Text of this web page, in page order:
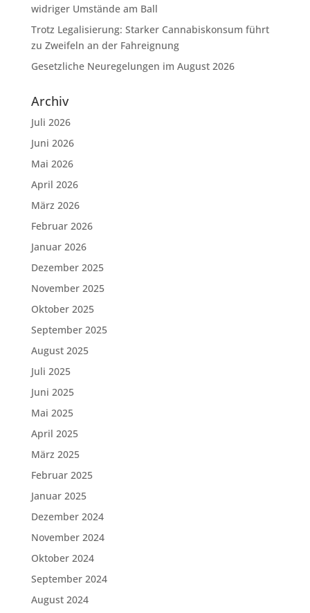
widriger Umstände am Ball
Trotz Legalisierung: Starker Cannabiskonsum führt
zu Zweifeln an der Fahreignung
Gesetzliche Neuregelungen im August 2026
Archiv
Juli 2026
Juni 2026
Mai 2026
April 2026
März 2026
Februar 2026
Januar 2026
Dezember 2025
November 2025
Oktober 2025
September 2025
August 2025
Juli 2025
Juni 2025
Mai 2025
April 2025
März 2025
Februar 2025
Januar 2025
Dezember 2024
November 2024
Oktober 2024
September 2024
August 2024